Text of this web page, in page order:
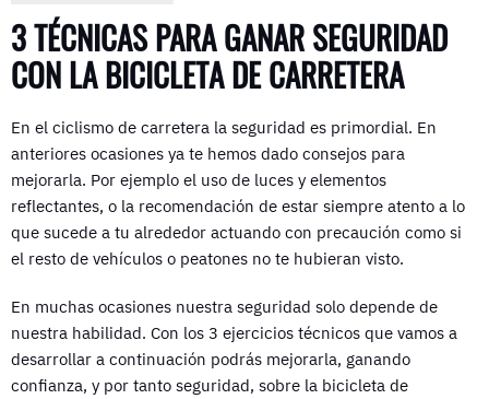
3 TÉCNICAS PARA GANAR SEGURIDAD
CON LA BICICLETA DE CARRETERA
En el ciclismo de carretera la seguridad es primordial. En
anteriores ocasiones ya te hemos dado consejos para
mejorarla. Por ejemplo el uso de luces y elementos
reflectantes, o la recomendación de estar siempre atento a lo
que sucede a tu alrededor actuando con precaución como si
el resto de vehículos o peatones no te hubieran visto.
En muchas ocasiones nuestra seguridad solo depende de
nuestra habilidad. Con los 3 ejercicios técnicos que vamos a
desarrollar a continuación podrás mejorarla, ganando
confianza, y por tanto seguridad, sobre la bicicleta de